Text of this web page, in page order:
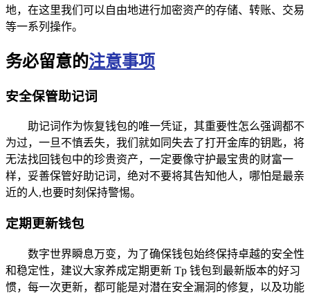
地，在这里我们可以自由地进行加密资产的存储、转账、交易
等一系列操作。
务必留意的注意事项
安全保管助记词
助记词作为恢复钱包的唯一凭证，其重要性怎么强调都不
为过，一旦不慎丢失，我们就如同失去了打开金库的钥匙，将
无法找回钱包中的珍贵资产，一定要像守护最宝贵的财富一
样，妥善保管好助记词，绝对不要将其告知他人，哪怕是最亲
近的人,也要时刻保持警惕。
定期更新钱包
数字世界瞬息万变，为了确保钱包始终保持卓越的安全性
和稳定性，建议大家养成定期更新 Tp 钱包到最新版本的好习
惯，每一次更新，都可能是对潜在安全漏洞的修复，以及功能